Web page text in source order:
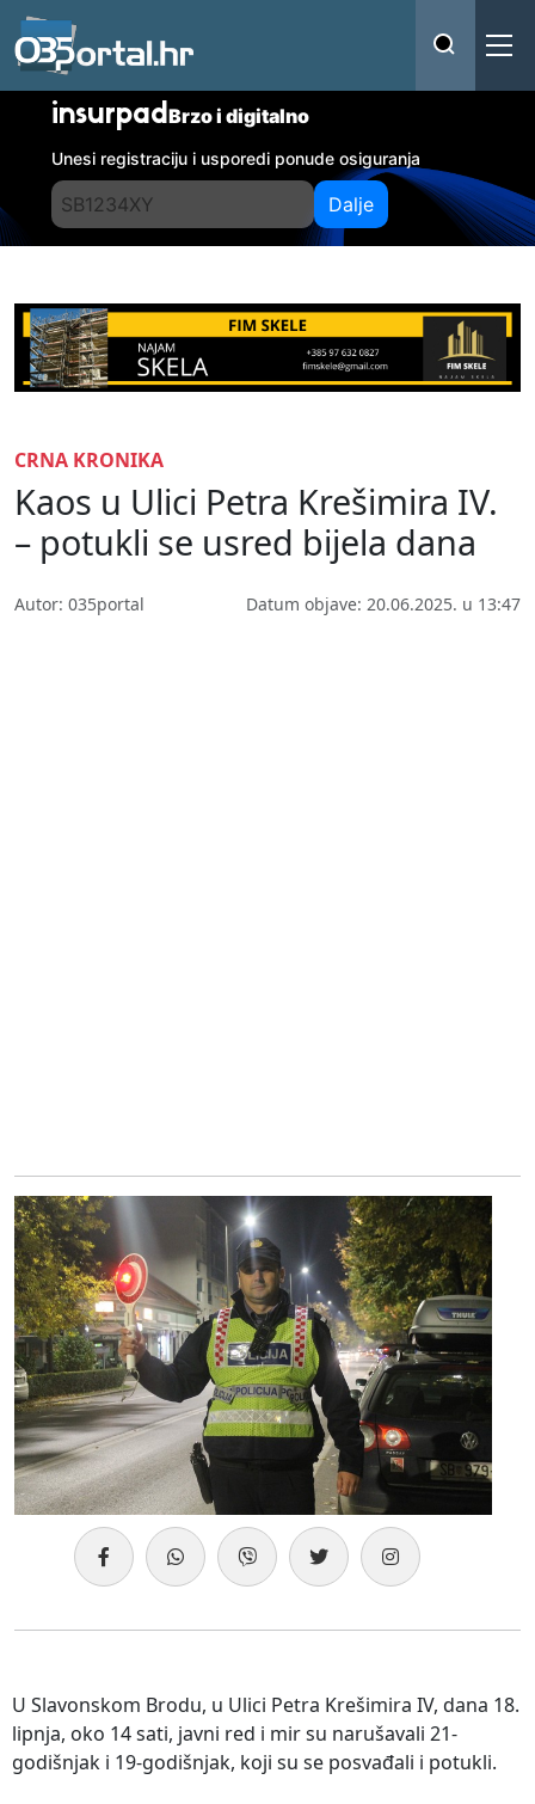
insurpadBrzo i digitalno
Unesi registraciju i usporedi ponude osiguranja
Dalje
CRNA KRONIKA
Kaos u Ulici Petra Krešimira IV.
– potukli se usred bijela dana
Autor: 035portal Datum objave: 20.06.2025. u 13:47
U Slavonskom Brodu, u Ulici Petra Krešimira IV, dana 18.
lipnja, oko 14 sati, javni red i mir su narušavali 21-
godišnjak i 19-godišnjak, koji su se posvađali i potukli.